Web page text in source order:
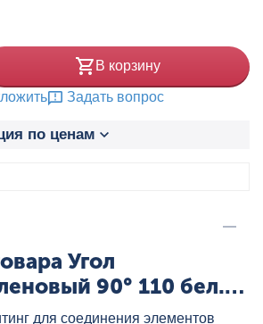
В корзину
Задать вопрос
по ценам
Угол
90° 110 бел.
VTp.751.0.110
для соединения элементов